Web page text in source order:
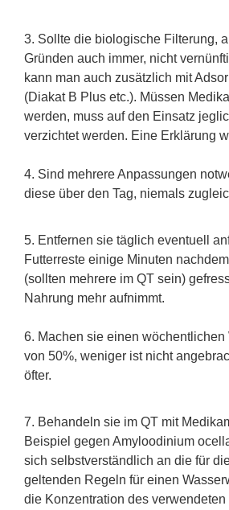
3. Sollte die biologische Filterung,
Gründen auch immer, nicht
kann man auch zusätzlich mit
(Diakat B Plus etc.). Müssen
werden, muss auf den Einsatz
verzichtet werden. Eine Erklärung
4. Sind mehrere Anpassungen
diese über den Tag, niemals
5. Entfernen sie täglich eventuell
Futterreste einige Minuten
(sollten mehrere im QT sein)
Nahrung mehr aufnimmt.
6. Machen sie einen wöchentlichen
von 50%, weniger ist nicht
öfter.
7. Behandeln sie im QT mit
Beispiel gegen Amyloodinium
sich selbstverständlich an die für
geltenden Regeln für einen
die Konzentration des